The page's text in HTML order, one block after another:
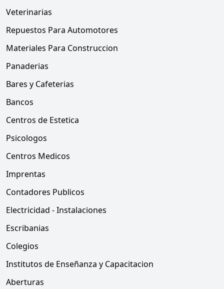
Veterinarias
Repuestos Para Automotores
Materiales Para Construccion
Panaderias
Bares y Cafeterias
Bancos
Centros de Estetica
Psicologos
Centros Medicos
Imprentas
Contadores Publicos
Electricidad - Instalaciones
Escribanias
Colegios
Institutos de Enseñanza y Capacitacion
Aberturas